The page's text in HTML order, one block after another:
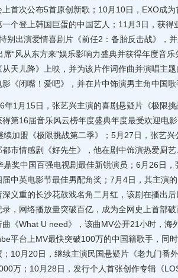
上首次公布5首原创新歌；10月10日，EXO成
一个登上韩国巨蛋的中国艺人；11月3日，获
别出演爱情喜剧片《前任2：备胎反击战》，
席“风从东方来”娱乐影响力盛典并获得年度音
从天儿降》上映，并为该片作词作曲并演唱主
《闭嘴！爱吧》，并在片中饰演男主角中国歌
月15日，张艺兴主演的喜剧悬疑片《极限挑
得第16届音乐风云榜年度盛典年度最受欢迎电
续加盟《极限挑战第二季》；5月27日，张艺
都市情感剧《好先生》，他在剧中饰演热爱厨
鼎奖中国百强电视剧最佳新锐演员；6月26日，
届中英电影节最佳男配角奖；7月4日，其主演
深义重的长沙花鼓戏名角二月红，该剧在播出
录，网络播放量突破百亿，成为全网史上首部
曲《What U need》，该曲MV公开21小时，海
平台上MV最快突破100万的中国籍歌手，同
；10月20日，继续主演民国悬疑片《老九门番
万；10月28日，发行个人首张创作专辑《